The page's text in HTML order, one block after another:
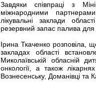
Завдяки співпраці з
міжнародними
лікувальні заклади
резервний запас палива для
Ірина Ткаченко розповіла,
закладах області
Миколаївській обласній
онкології, а також
Вознесенську, Доманівці та